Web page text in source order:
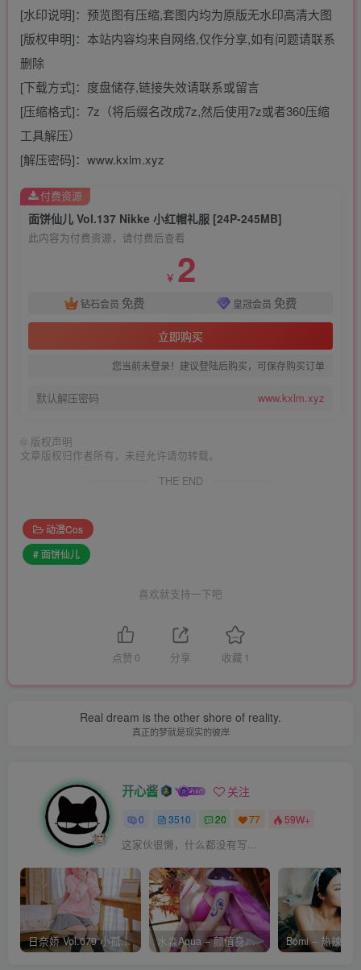
[水印说明]：预览图有压缩,套图内均为原版无水印高清大图
[版权申明]：本站内容均来自网络,仅作分享,如有问题请联系
删除
[下载方式]：度盘储存,链接失效请联系或留言
[压缩格式]：7z（将后缀名改成7z,然后使用7z或者360压缩
工具解压）
[解压密码]：www.kxlm.xyz
面饼仙儿 Vol.137 Nikke 小红帽礼服 [24P-245MB]
此内容为付费资源，请付费后查看
￥ 2
钻石会员 免费 皇冠会员 免费
立即购买
您当前未登录！建议登陆后购买，可保存购买订单
默认解压密码 www.kxlm.xyz
付费资源
© 版权声明
文章版权归作者所有，未经允许请勿转载。
THE END
动漫Cos
# 面饼仙儿
喜欢就支持一下吧
点赞 0 分享 收藏 1
Real dream is the other shore of reality.
真正的梦就是现实的彼岸
开心酱 关注
0 3510 20 77 59W+
这家伙很懒，什么都没有写...
日奈娇 Vol.079 小孤独 [134P-1.84GB] 水淼Aqua – 颜值身材双在线 火爆日本 Cos写真作品合集